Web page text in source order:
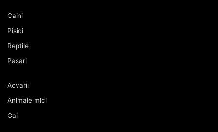
Caini
Pisici
Reptile
Pasari
Acvarii
Animale mici
Cai